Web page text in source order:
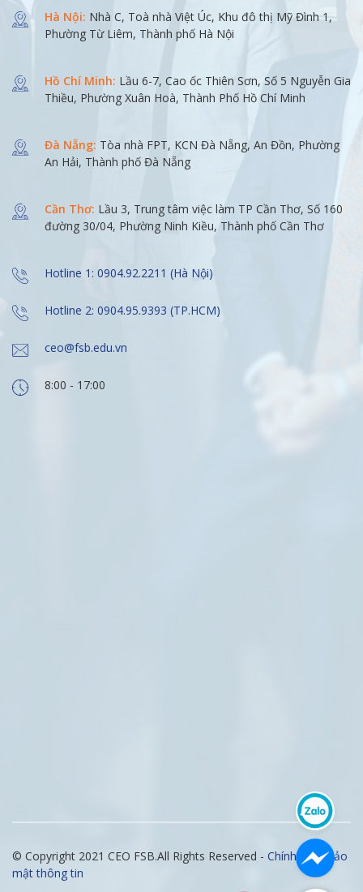
Hà Nội: Nhà C, Toà nhà Việt Úc, Khu đô thị Mỹ Đình 1,
Phường Từ Liêm, Thành phố Hà Nội
Hồ Chí Minh: Lầu 6-7, Cao ốc Thiên Sơn, Số 5 Nguyễn Gia
Thiều, Phường Xuân Hoà, Thành Phố Hồ Chí Minh
Đà Nẵng: Tòa nhà FPT, KCN Đà Nẵng, An Đồn, Phường
An Hải, Thành phố Đà Nẵng
Cần Thơ: Lầu 3, Trung tâm việc làm TP Cần Thơ, Số 160
đường 30/04, Phường Ninh Kiều, Thành phố Cần Thơ
Hotline 1: 0904.92.2211 (Hà Nội)
Hotline 2: 0904.95.9393 (TP.HCM)
ceo@fsb.edu.vn
8:00 - 17:00
© Copyright 2021 CEO FSB.All Rights Reserved - Chính sách bảo
mật thông tin